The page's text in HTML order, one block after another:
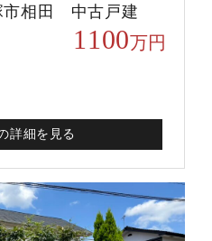
市相田 中古戸建
1100万円
詳細を見る